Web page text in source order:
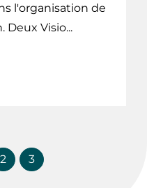
l'organisation de
Deux Visio...
2 3